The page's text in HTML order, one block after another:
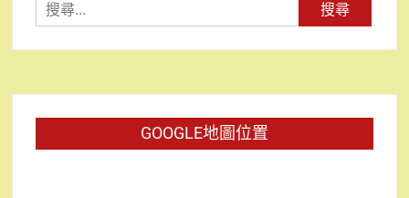
尋
關
GOOGLE地圖位置